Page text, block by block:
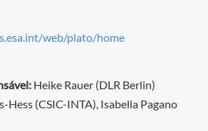
web/plato/home
Heike Rauer (DLR Berlin)
Hess (CSIC-INTA), Isabella Pagano